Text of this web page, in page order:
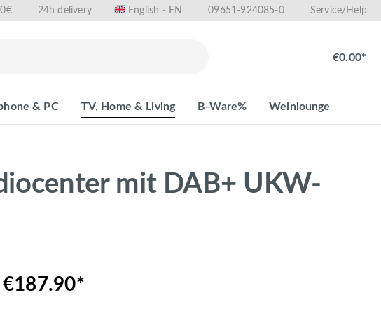
24h delivery English - EN 09651-924085-0 Service/Help
€0.00*
& PC TV, Home & Living B-Ware% Weinlounge
mit DAB+ UKW-
€187.90*